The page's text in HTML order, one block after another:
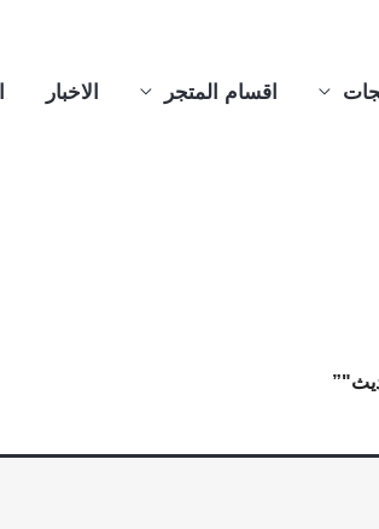
اقسام المتجر الاخبار